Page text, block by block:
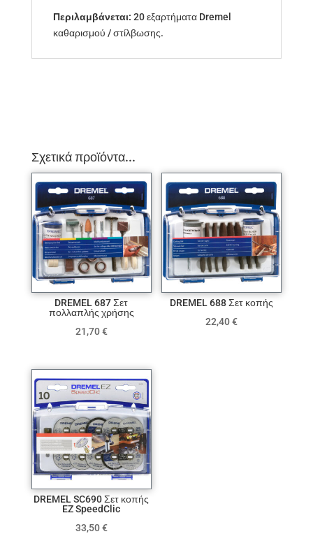
Περιλαμβάνεται: 20 εξαρτήματα Dremel
καθαρισμού / στίλβωσης.
Σχετικά προϊόντα...
DREMEL 687 Σετ
πολλαπλής χρήσης
21,70€
DREMEL 688 Σετ κοπής
22,40€
DREMEL SC690 Σετ κοπής
EZ SpeedClic
33,50€